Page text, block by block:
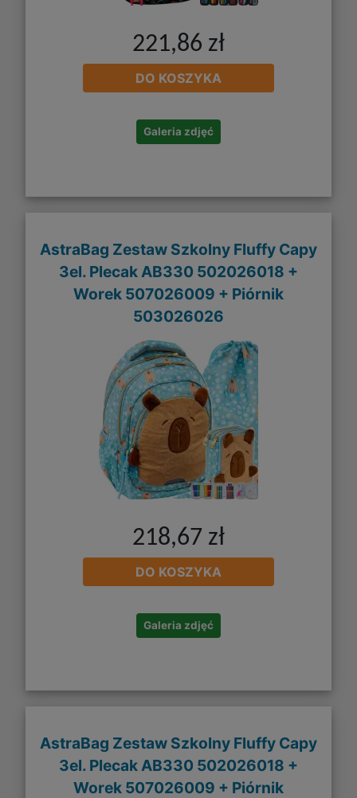
221,86 zł
DO KOSZYKA
Galeria zdjęć
AstraBag Zestaw Szkolny Fluffy Capy
3el. Plecak AB330 502026018 +
Worek 507026009 + Piórnik
503026026
218,67 zł
DO KOSZYKA
Galeria zdjęć
AstraBag Zestaw Szkolny Fluffy Capy
3el. Plecak AB330 502026018 +
Worek 507026009 + Piórnik